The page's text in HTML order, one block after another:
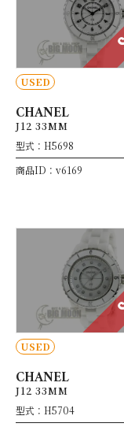
USED
CHANEL
J12 33MM
型式：H5698
商品ID：v6169
USED
CHANEL
J12 33MM
型式：H5704